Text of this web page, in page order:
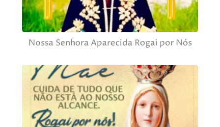
Nossa Senhora Aparecida Rogai por Nós